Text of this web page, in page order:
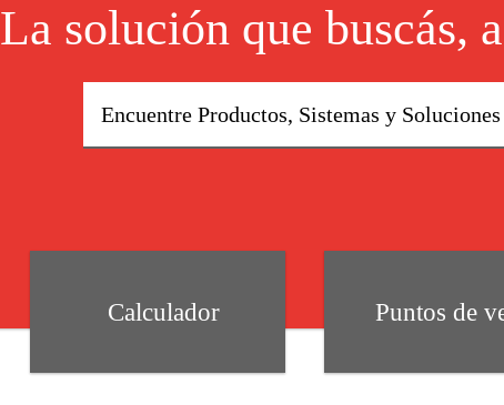
La solución que buscás,
Calculador Puntos de